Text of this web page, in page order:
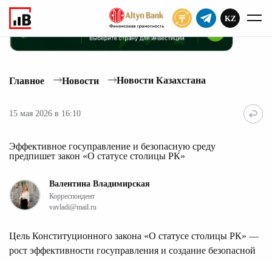
KZ
Главное Новости Новости Казахстана
15 мая 2026 в 16:10
Эффективное госуправление и безопасную среду
предпишет закон «О статусе столицы РК»
Валентина Владимирская
Корреспондент
vavladi@mail.ru
Цель Конституционного закона «О статусе столицы РК» —
рост эффективности госуправления и создание безопасной